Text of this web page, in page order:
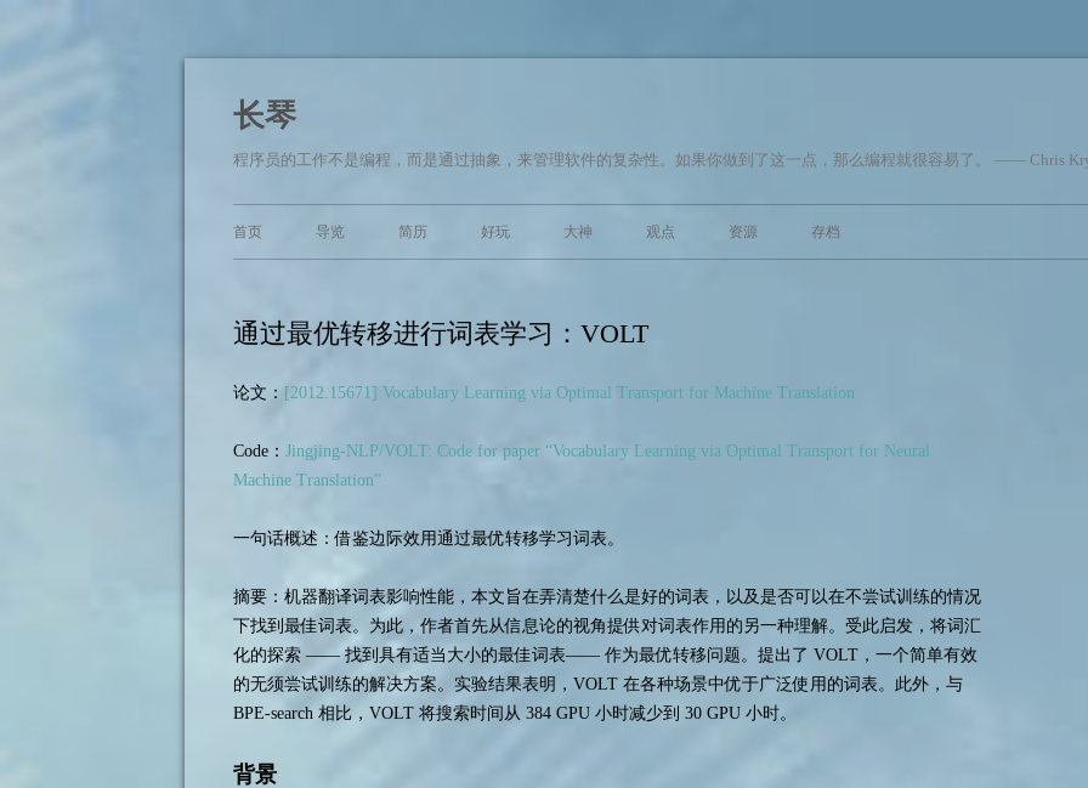
长琴
程序员的工作不是编程，而是通过抽象，来管理软件的复杂性。如果你做到了这一点，那么编程就很容易了。 —— Chris
首页 导览 简历 好玩 大神 观点 资源 存档
通过最优转移进行词表学习：VOLT
论文： [2012.15671] Vocabulary Learning via Optimal Transport for Machine Translation
Code： Jingjing-NLP/VOLT: Code for paper “Vocabulary Learning via Optimal Transport for Neural
Machine Translation”
一句话概述：借鉴边际效用通过最优转移学习词表。
摘要：机器翻译词表影响性能，本文旨在弄清楚什么是好的词表，以及是否可以在不尝试训练的情况
下找到最佳词表。为此，作者首先从信息论的视角提供对词表作用的另一种理解。受此启发，将词汇
化的探索 —— 找到具有适当大小的最佳词表—— 作为最优转移问题。提出了 VOLT，一个简单有效
的无须尝试训练的解决方案。实验结果表明，VOLT 在各种场景中优于广泛使用的词表。此外，与
BPE-search 相比，VOLT 将搜索时间从 384 GPU 小时减少到 30 GPU 小时。
背景